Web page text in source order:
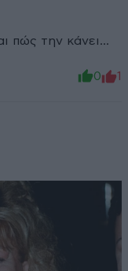
πώς την κάνει...
0 1